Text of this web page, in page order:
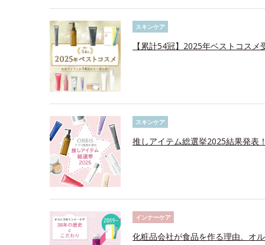
スキンケア
【累計54冠】2025年ベストコス
スキンケア
推しアイテム総選挙2025結果発表
インナーケア
化粧品会社が食品を作る理由。オ